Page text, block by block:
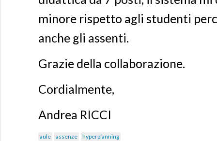
minore rispetto agli studenti
anche gli assenti.
Grazie della collaborazione.
Cordialmente,
Andrea RICCI
aule assenze hyperplanning